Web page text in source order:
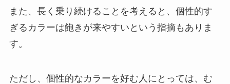
また、長く乗り続けることを考えると、個性的す
ぎるカラーは飽きが来やすいという指摘もありま
す。
ただし、個性的なカラーを好む人にとっては、む